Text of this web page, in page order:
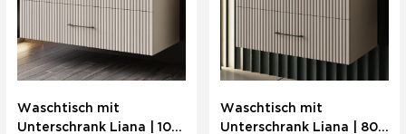
Waschtisch mit
Unterschrank Liana | 100
Waschtisch mit
Unterschrank Liana | 80